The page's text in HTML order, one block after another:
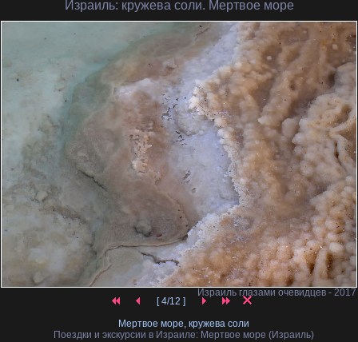
Израиль: кружева соли. Мертвое море
Израиль глазами очевидцев - 2017
[ 4/12 ]
Мертвое море, кружева соли
Поездки и экскурсии в Израиле: Мертвое море (Израиль)